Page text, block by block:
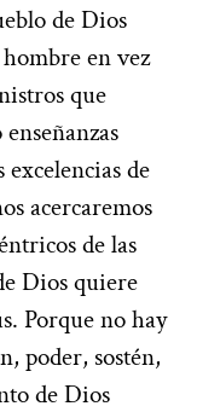
de Dios
en vez
que
de
acercaremos
de las
Dios quiere
Porque no hay
poder, sostén,
de Dios